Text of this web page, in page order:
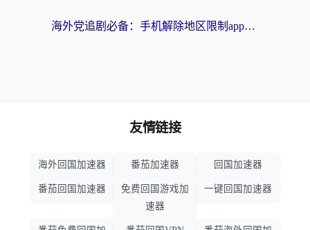
海外党追剧必备：手机解除地区限制app怎么选？解决央视视频&国内剧地区限制全指南
友情链接
海外回国加速器 番茄加速器 回国加速器
番茄回国加速器
免费回国游戏加
速器
一键回国加速器